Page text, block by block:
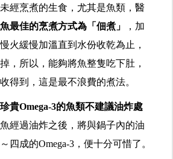
經烹煮的生食，尤其是魚類，醫
最佳的烹煮方式為「佃煮」
，加
火緩慢加溫直到水份收乾為止，
，所以，能夠將魚整隻吃下肚，
得到，這是最不浪費的煮法。
貴Omega-3的魚類不建議油炸處
經過油炸之後，將與鍋子內的油
四成的Omega-3，便十分可惜了。